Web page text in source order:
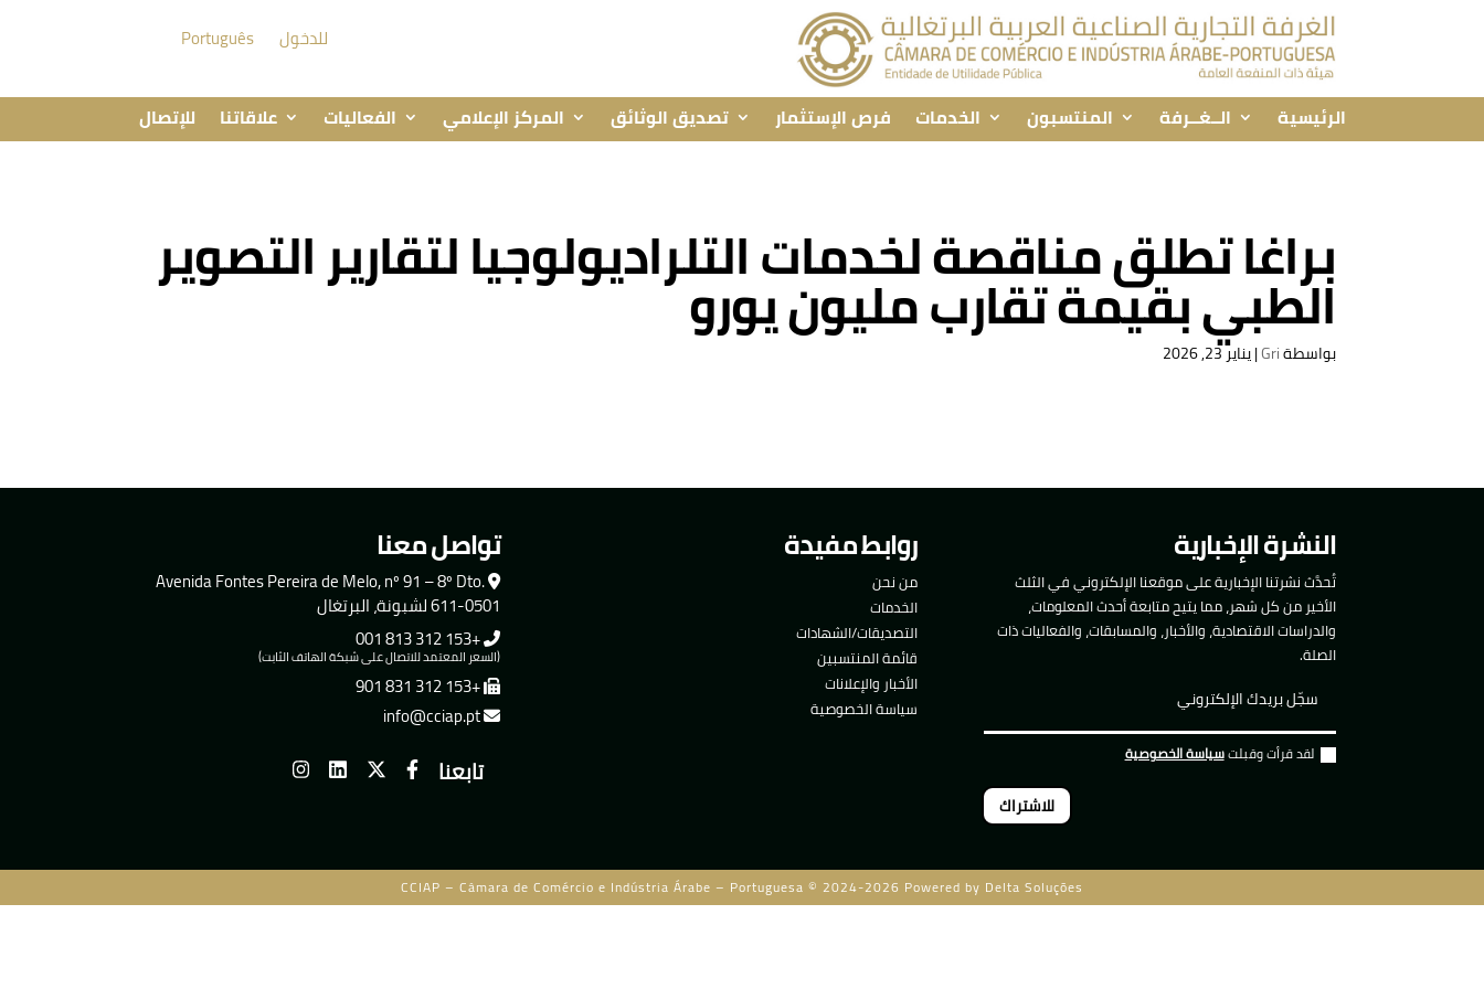
للدخول Português
الرئيسية الــغــرفة المنتسبون الخدمات فرص الإستثمار تصديق الوثائق المركز الإعلامي الفعاليات علاقاتنا للإتصال
براغا تطلق مناقصة لخدمات التلراديولوجيا لتقارير التصوير
الطبي بقيمة تقارب مليون يورو
بواسطةGri
|يناير 23, 2026
تواصل معنا
Avenida Fontes Pereira de Melo, nº 91 – 8º Dto.
611-0501 لشبونة، البرتغال
+153 312 813 001
(السعر المعتمد للاتصال على شبكة الهاتف الثابت)
+153 312 831 901
info@cciap.pt
تابعنا
روابط مفيدة
من نحن
الخدمات
التصديقات/الشهادات
قائمة المنتسبين
الأخبار والإعلانات
سياسة الخصوصية
النشرة الإخبارية
تُحدَّث نشرتنا الإخبارية على موقعنا الإلكتروني في الثلث
الأخير من كل شهر، مما يتيح متابعة أحدث المعلومات،
والدراسات الاقتصادية، والأخبار، والمسابقات، والفعاليات ذات
الصلة.
لقد قرأت وقبلتسياسة الخصوصية
للاشتراك
CCIAP – Câmara de Comércio e Indústria Árabe – Portuguesa © 2024-2026 Powered by Delta Soluções